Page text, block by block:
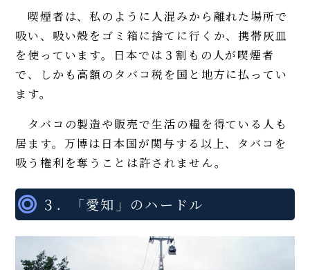
喫煙者は、私のように人混みから離れた場所で
吸い、吸い殻をゴミ箱に捨てに行くか、携帯灰皿
を使っています。日本では３割もの人が喫煙者
で、しかも高額のタバコ税を国と地方に払ってい
ます。
タバコの製造や販売で生活の糧を得ている人も
居ます。万博は日本国が関与する以上、タバコを
吸う権利を奪うことは許されません。
３．「愛知」のハードル